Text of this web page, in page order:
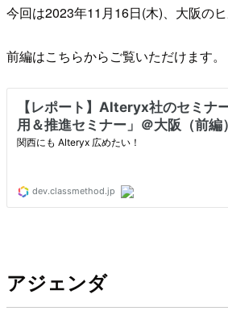
今回は2023年11月16日(木)、大阪の
前編はこちらからご覧いただけます。
アジェンダ